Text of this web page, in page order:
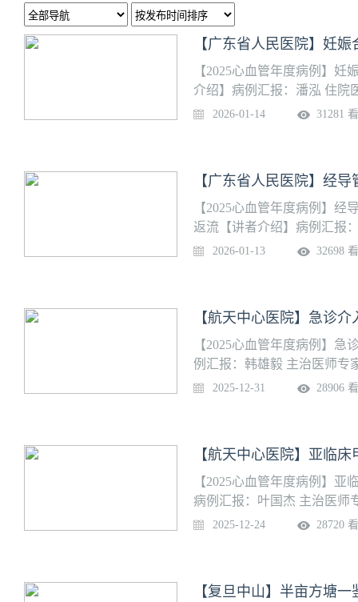
【广东省人民医院】妊
【2025心血管年度病例】
介绍】病例汇报：潘泓 住院
【团队介绍】广东省人民医
室、广州肺循环与右心疾病
中排名前五，集医、教、研
2026-01-14 31281
【2025心血管年度病例】
返流【讲者介绍】病例汇报
洪文 主任医师【团队介绍】
药理研究重点实验室、广州
响力的专科排名榜中排名前
中心之一。
2026-01-13 32698
【航天中心医院】急诊
【2025心血管年度病例】
例汇报：韩雄毅 主治医师专
【团队介绍】航天中心医院
科，发挥心血管内外科整合
外膜肺氧和ECMO技术救治
脏学会授予美国心脏学会专
范中心，是中国老年心血管
2025-12-31 28906
【航天中心医院】亚临
【2025心血管年度病例】
病例汇报：叶国杰 主治医师
【团队介绍】航天中心医院
科，发挥心血管内外科整合
2025-12-24 28720